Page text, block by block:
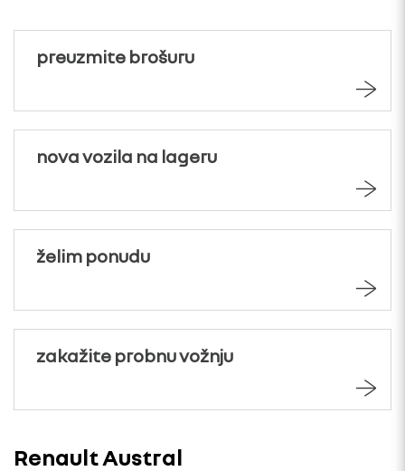
preuzmite brošuru
nova vozila na lageru
želim ponudu
zakažite probnu vožnju
Renault Austral